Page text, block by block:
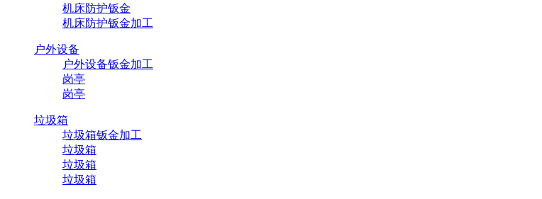
机床防护钣金
机床防护钣金加工
户外设备
户外设备钣金加工
岗亭
岗亭
垃圾箱
垃圾箱钣金加工
垃圾箱
垃圾箱
垃圾箱